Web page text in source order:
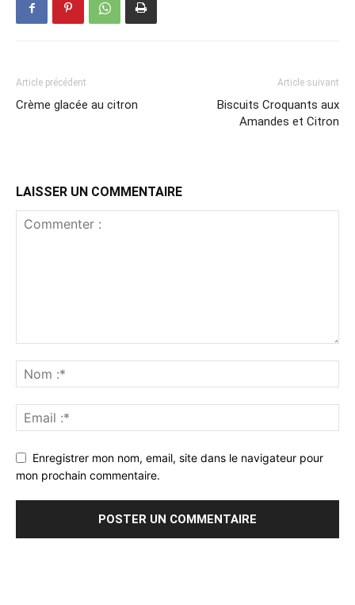
Article précédent
Crème glacée au citron
Article suivant
Biscuits Croquants aux
Amandes et Citron
LAISSER UN COMMENTAIRE
Enregistrer mon nom, email, site dans le navigateur pour
mon prochain commentaire.